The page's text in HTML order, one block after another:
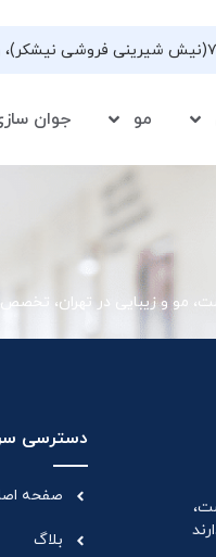
مو جوان
مو و زیبایی در تهران،
دسترسی
صفحه
بلاگ